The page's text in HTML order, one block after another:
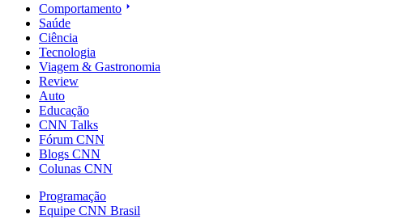
Comportamento
Saúde
Ciência
Tecnologia
Viagem & Gastronomia
Review
Auto
Educação
CNN Talks
Fórum CNN
Blogs CNN
Colunas CNN
Programação
Equipe CNN Brasil